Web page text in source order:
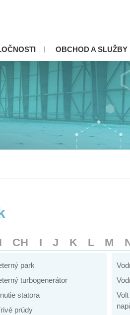
OBCHOD A SLUŽBY
CH I J K L M
park
turbogenerátor
statora
prúdy